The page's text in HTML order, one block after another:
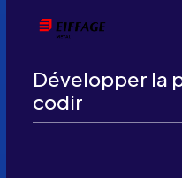
Développer la
codir